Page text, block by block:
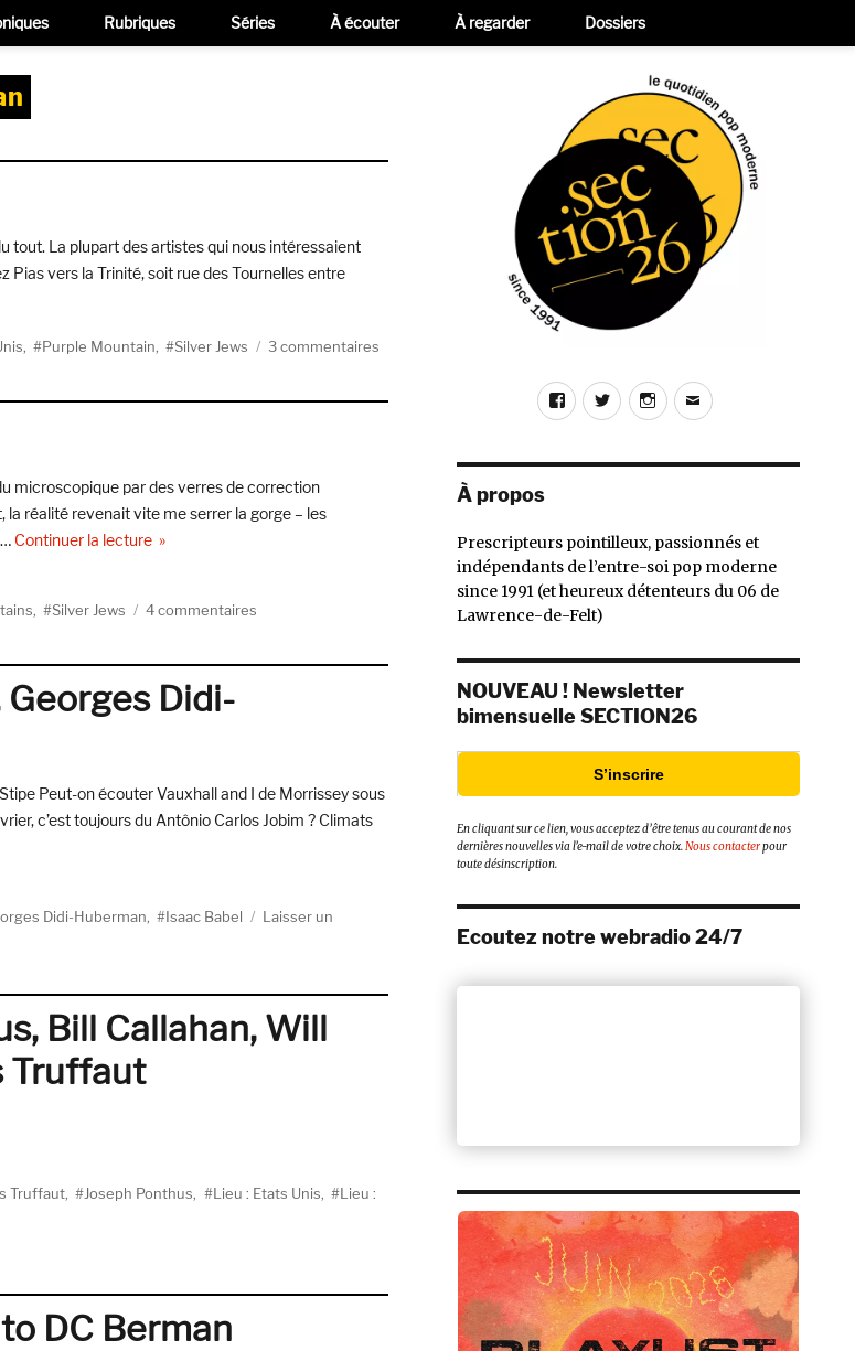
tout. La plupart des artistes qui nous intéressaient
Pias vers la Trinité, soit rue des Tournelles entre
»
Purple Mountain Silver Jews 3 commentaires
microscopique par des verres de correction
réalité revenait vite me serrer la gorge – les
Continuer la lecturede « David Berman – Bonjour tristesse »
Silver Jews 4 commentaires
Georges Didi-
Peut-on écouter Vauxhall and I de Morrissey sous
c’est toujours du Antônio Carlos Jobim ? Climats
Babel, Georges Didi-Huberman »
Didi-Huberman Isaac Babel
Laisser un
Bill Callahan, Will
Truffaut
Truffaut Joseph Ponthus Lieu : Etats Unis
Lieu :
DC Berman
FacebookTwitterInstagram
E-
À propos
Prescripteurs pointilleux, passionnés et
indépendants de l’entre-soi pop moderne
since 1991 (et heureux détenteurs du 06 de
Lawrence-de-Felt)
NOUVEAU ! Newsletter
bimensuelle SECTION26
S’inscrire
En cliquant sur ce lien, vous acceptez d’être tenus au courant de nos
dernières nouvelles via l’e-mail de votre choix.Nous contacterpour
toute désinscription.
Ecoutez notre webradio 24/7
Rubriques Séries À écouter À regarder Dossiers